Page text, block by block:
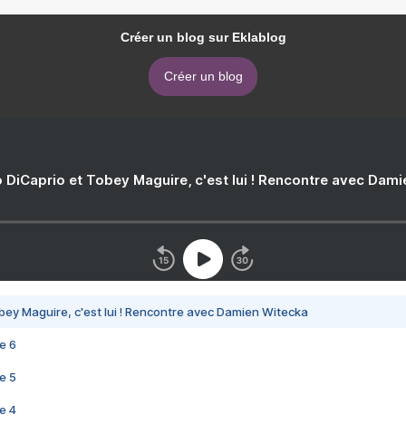
Créer un blog sur Eklablog
Créer un blog
DiCaprio et Tobey Maguire, c'est lui ! Rencontre avec
Maguire, c'est lui ! Rencontre avec Damien Witecka
6
5
4